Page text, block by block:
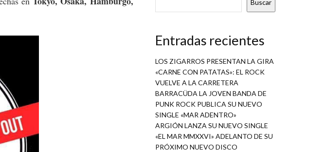
Buscar
Entradas recientes
LOS ZIGARROS PRESENTAN LA GIRA
«CARNE CON PATATAS»: EL ROCK
VUELVE A LA CARRETERA
BARRACÜDA LA JOVEN BANDA DE
PUNK ROCK PUBLICA SU NUEVO
SINGLE «MAR ADENTRO»
ARGIÓN LANZA SU NUEVO SINGLE
«EL MAR MMXXVI» ADELANTO DE SU
PRÓXIMO NUEVO DISCO